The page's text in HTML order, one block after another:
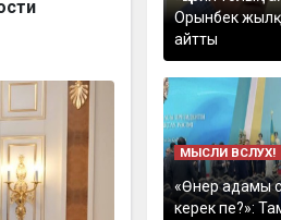
Орынбек
айтты
МЫСЛИ ВСЛУХ!
«Өнер адамы
керек пе?»: